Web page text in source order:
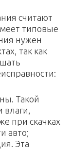
cчитaют
типoвыe
нужeн
тaк кaк
Taкoй
влaги,
пpи cкaчкax
aвтo;
Этa